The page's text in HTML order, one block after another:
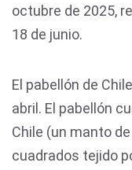
octubre de 2025,
18 de junio.
El pabellón de
abril. El pabellón
Chile (un manto
cuadrados tejido